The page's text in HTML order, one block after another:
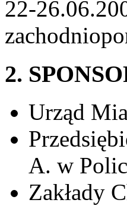
22-
2.
Urząd
A. w
Zakłady